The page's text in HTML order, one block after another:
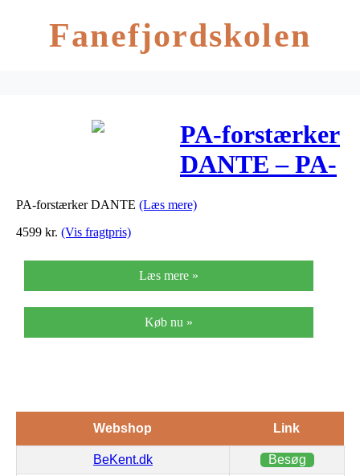
Fanefjordskolen
PA-forstærker
DANTE – PA-
900DT
PA-forstærker DANTE (Læs mere)
4599 kr. (Vis fragtpris)
Læs mere »
Køb nu »
Webshop Link
BeKent.dk Besøg